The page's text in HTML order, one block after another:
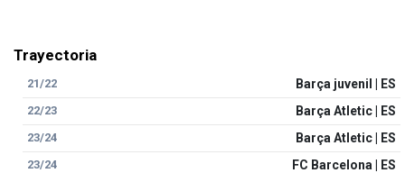
Trayectoria
21/22 Barça juvenil | ES
22/23 Barça Atletic | ES
23/24 Barça Atletic | ES
23/24 FC Barcelona | ES